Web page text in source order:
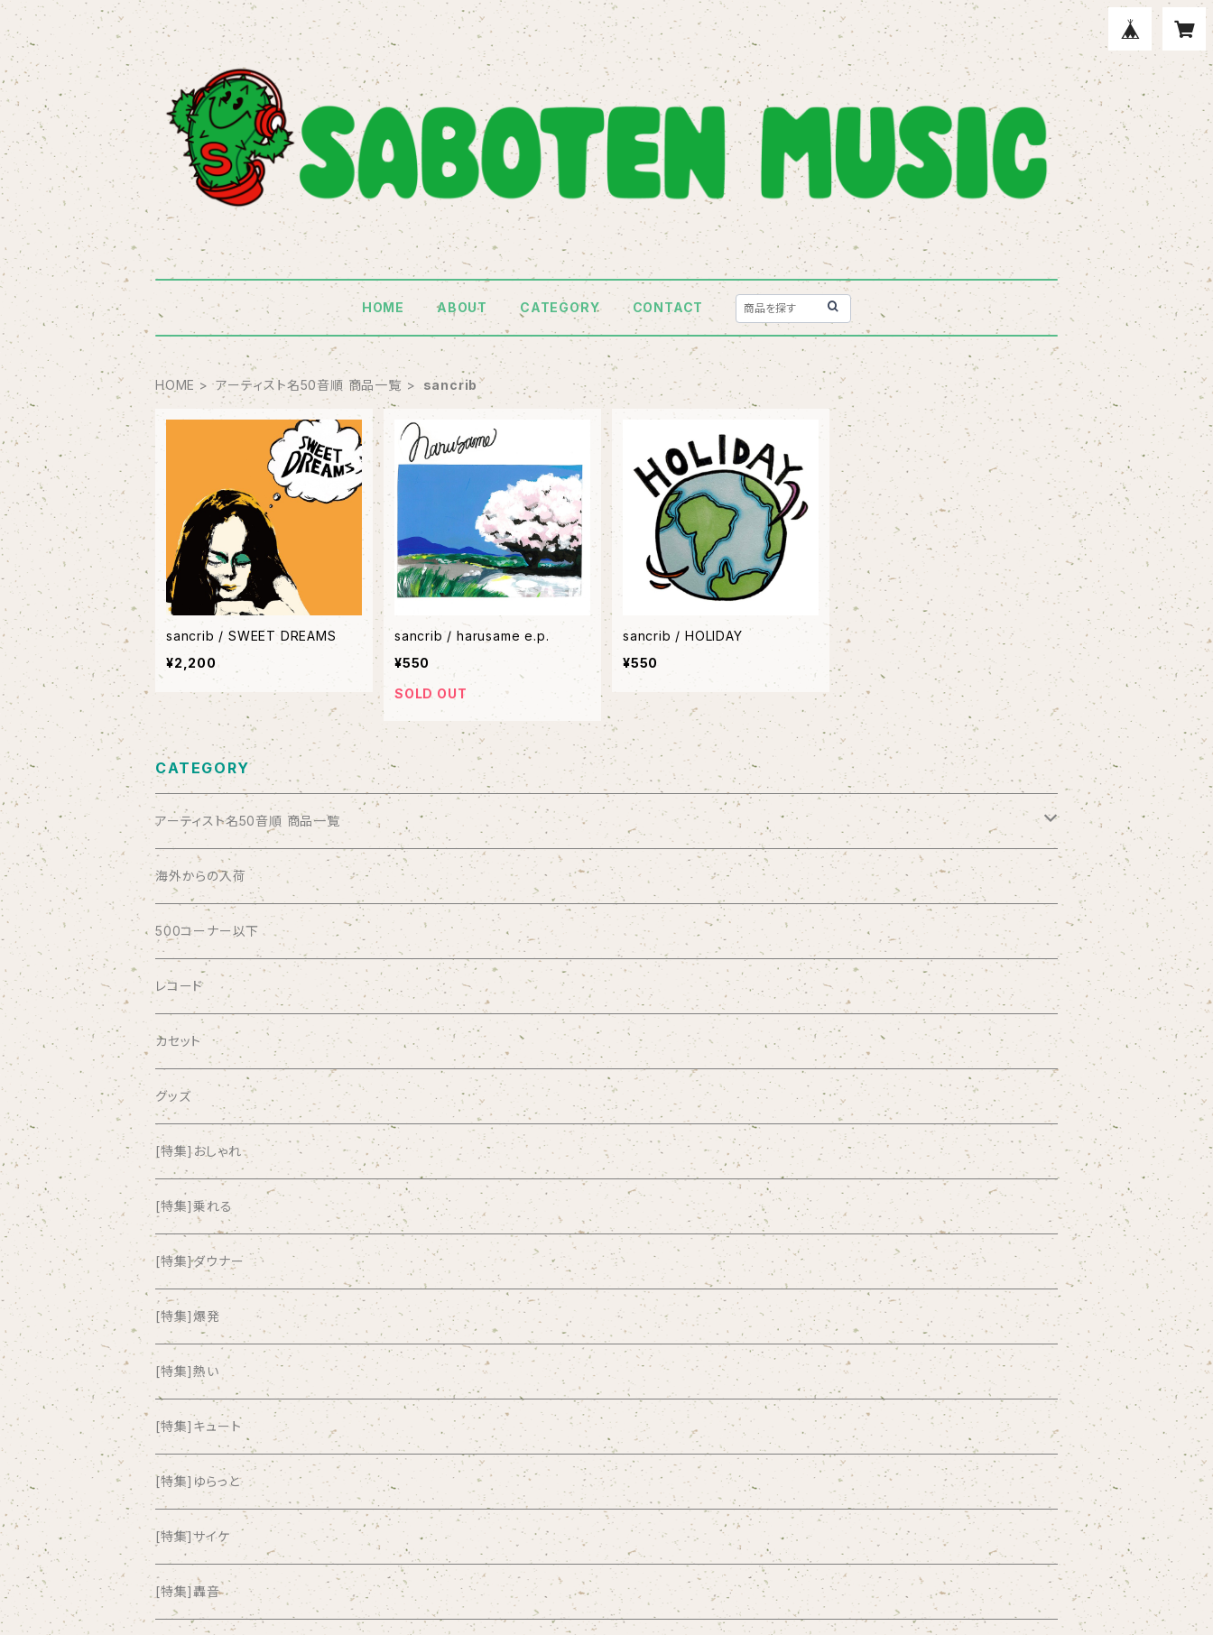
HOME ABOUT CATEGORY CONTACT
HOME アーティスト名50音順 商品一覧 sancrib
sancrib / SWEET DREAMS
¥2,200
sancrib / harusame e.p.
¥550
SOLD OUT
sancrib / HOLIDAY
¥550
CATEGORY
アーティスト名50音順 商品一覧
ABSOLUTE LOSERS
AFRICA
AGU
AIRCRAFT
airlie
AKUTAGAWA FANCLUB
ALKASILKA
all about paradise
ALL ITEM 10 TIMES
Amia Calva
Amsterdamned
ANYO
And Summer Club
anticlockwise
海外からの入荷
500コーナー以下
レコード
カセット
グッズ
[特集]おしゃれ
[特集]乗れる
[特集]ダウナー
[特集]爆発
[特集]熱い
[特集]キュート
[特集]ゆらっと
[特集]サイケ
[特集]轟音